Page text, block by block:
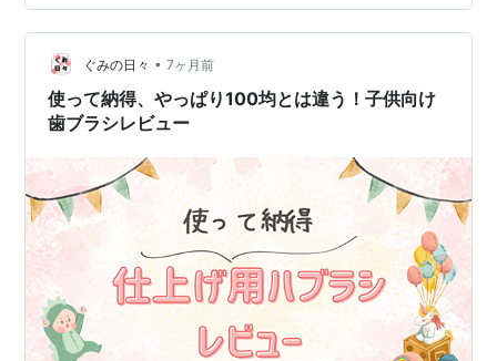
ら item.rakuten.co.jp 👉実際に使用しているベビーカー
はこちら item.rakuten.co.jp 実際に使ってみた 抱っこ紐
は エルゴベビー オムニブリーズ…
ぐみの日々 • 7ヶ月前
使って納得、やっぱり100均とは違う！子供向け
歯ブラシレビュー